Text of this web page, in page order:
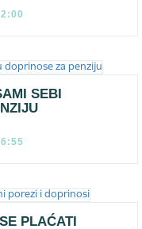
SEBI
PLAĆATI